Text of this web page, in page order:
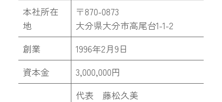
本社所在
地
〒870-0873
大分県大分市高尾台1-1-2
創業
1996年2月9日
資本金
3,000,000円
代表 藤松久美